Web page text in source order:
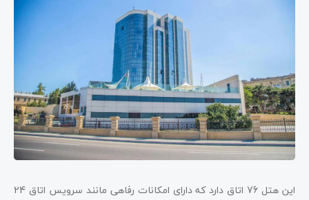
این هتل 76 اتاق دارد که دارای امکانات رفاهی مانند سرویس اتاق 24